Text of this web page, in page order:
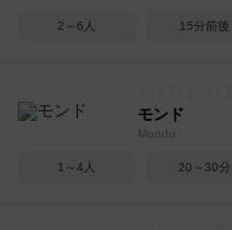
2～6人 15分前後
モンド
Mondo
1～4人 20～30分